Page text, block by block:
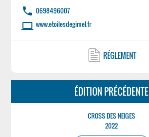
phone 0698496007
laptop www.etoilesdegimel.fr
RÉGLEMENT
ÉDITION PRÉCÉDENTE
CROSS DES NEIGES
2022